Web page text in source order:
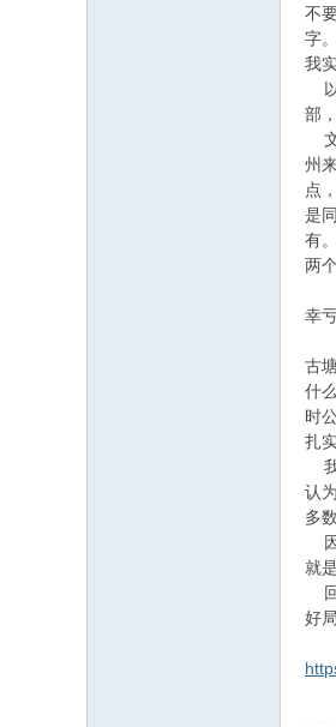
不
字
我
以
部
文
州
点
是
有
两
幸
古
什
时
扎
我
认
多
因
就
回
好